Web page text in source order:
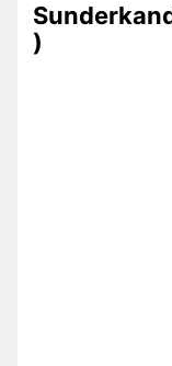
Sunderkand
)